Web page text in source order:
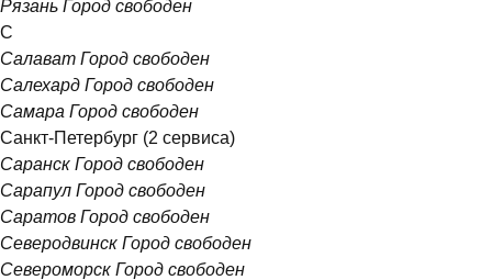
Рязань Город свободен
С
Салават Город свободен
Салехард Город свободен
Самара Город свободен
Санкт-Петербург (2 сервиса)
Саранск Город свободен
Сарапул Город свободен
Саратов Город свободен
Северодвинск Город свободен
Североморск Город свободен